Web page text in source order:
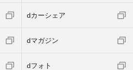
dカーシェア
dマガジン
dフォト